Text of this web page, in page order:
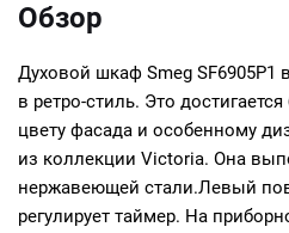
Обзор
Духовой шкаф Smeg
в ретро-стиль. Это
цвету фасада и особенному
из коллекции Victoria. Она
нержавеющей стали.Левый
регулирует таймер. На